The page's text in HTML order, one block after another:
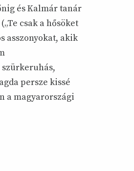
és Kalmár tanár
csak a hősöket
asszonyokat, akik
persze kissé
a magyarországi